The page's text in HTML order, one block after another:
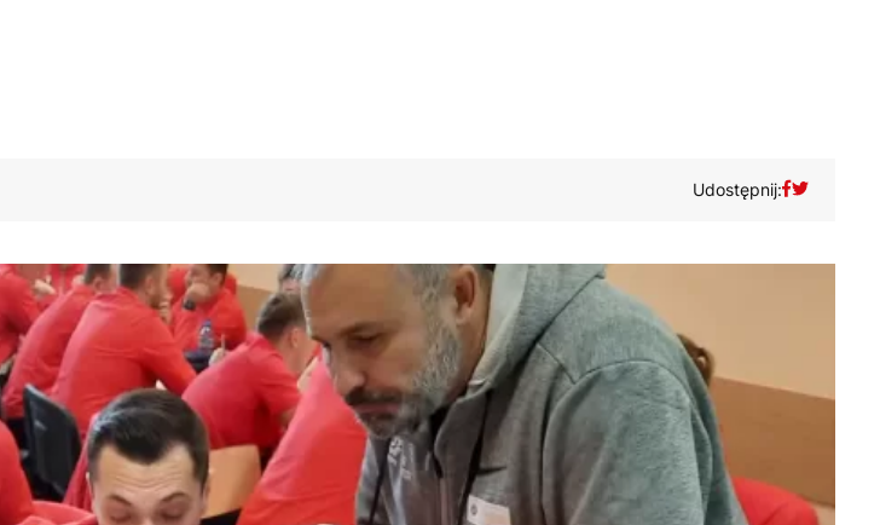
Udostępnij: